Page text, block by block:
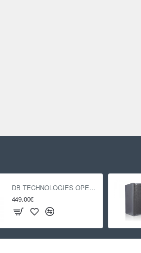
DB TECHNOLOGIES OPERA 12
449.00€